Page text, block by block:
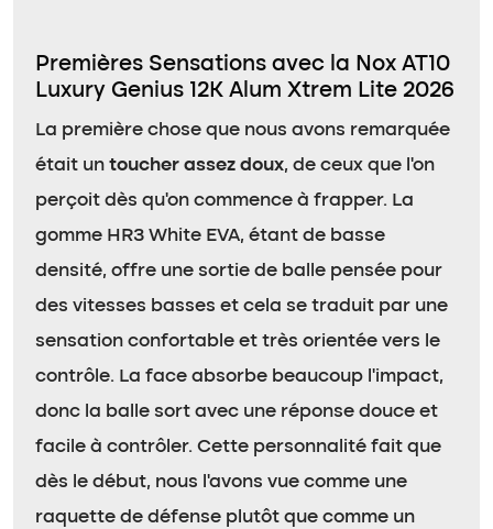
Premières Sensations avec la Nox AT10
Luxury Genius 12K Alum Xtrem Lite 2026
La première chose que nous avons remarquée
était un toucher assez doux, de ceux que l’on
perçoit dès qu’on commence à frapper. La
gomme HR3 White EVA, étant de basse
densité, offre une sortie de balle pensée pour
des vitesses basses et cela se traduit par une
sensation confortable et très orientée vers le
contrôle. La face absorbe beaucoup l’impact,
donc la balle sort avec une réponse douce et
facile à contrôler. Cette personnalité fait que
dès le début, nous l’avons vue comme une
raquette de défense plutôt que comme un